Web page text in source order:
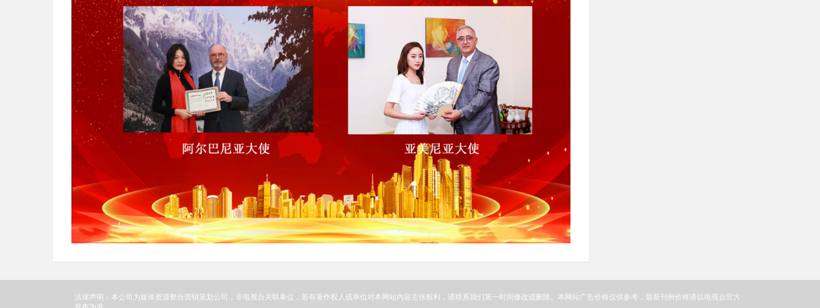
法律声明：本公司为媒体资源整合营销策划公司，非电视台关联单位，若有著作权人或单位对本网站内容主张权利，请联系我们第一时间修改或删除。本网站广告价格仅供参考，最新刊例价格请以电视台官方